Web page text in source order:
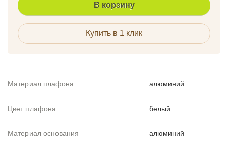
В корзину
Купить в 1 клик
Материал плафона алюминий
Цвет плафона белый
Материал основания алюминий